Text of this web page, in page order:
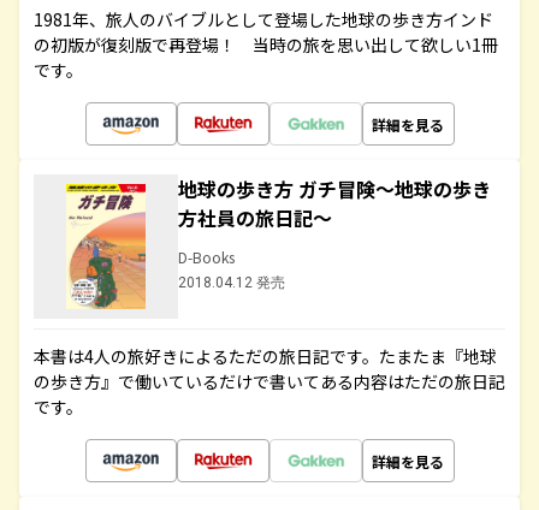
1981年、旅人のバイブルとして登場した地球の歩き方インド
の初版が復刻版で再登場！ 当時の旅を思い出して欲しい1冊
です。
詳細を見る
地球の歩き方 ガチ冒険～地球の歩き
方社員の旅日記～
D-Books
2018.04.12 発売
本書は4人の旅好きによるただの旅日記です。たまたま『地球
の歩き方』で働いているだけで書いてある内容はただの旅日記
です。
詳細を見る